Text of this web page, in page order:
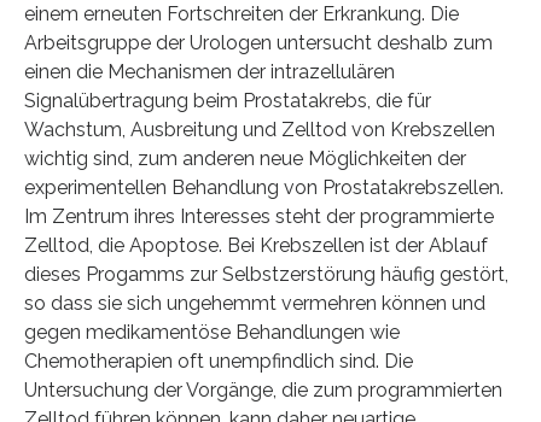
einem erneuten Fortschreiten der Erkrankung. Die
Arbeitsgruppe der Urologen untersucht deshalb zum
einen die Mechanismen der intrazellulären
Signalübertragung beim Prostatakrebs, die für
Wachstum, Ausbreitung und Zelltod von Krebszellen
wichtig sind, zum anderen neue Möglichkeiten der
experimentellen Behandlung von Prostatakrebszellen.
Im Zentrum ihres Interesses steht der programmierte
Zelltod, die Apoptose. Bei Krebszellen ist der Ablauf
dieses Progamms zur Selbstzerstörung häufig gestört,
so dass sie sich ungehemmt vermehren können und
gegen medikamentöse Behandlungen wie
Chemotherapien oft unempfindlich sind. Die
Untersuchung der Vorgänge, die zum programmierten